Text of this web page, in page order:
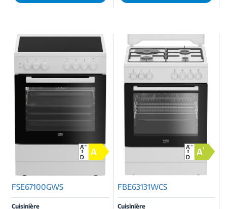
FSE67100GWS
Cuisinière
FBE63131WCS
Cuisinière